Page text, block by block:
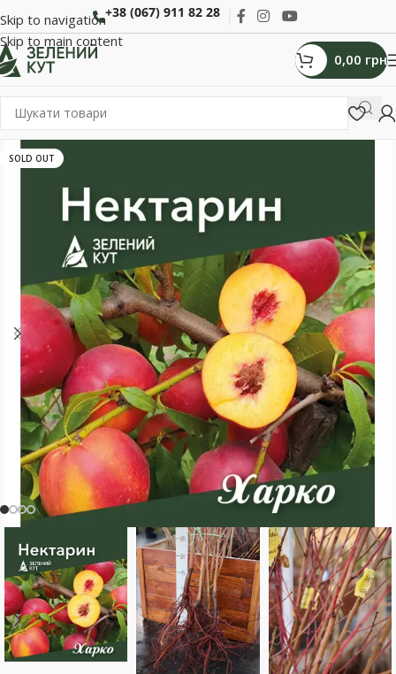
Skip to navigation
Skip to main content
+38 (067) 911 82 28
0,00 грн
SOLD OUT